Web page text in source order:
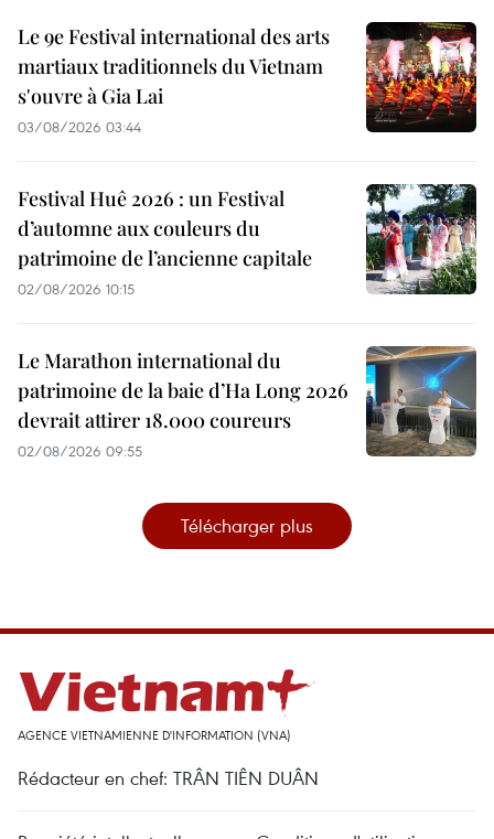
Le 9e Festival international des arts
martiaux traditionnels du Vietnam
s'ouvre à Gia Lai
03/08/2026 03:44
Festival Huê 2026 : un Festival
d’automne aux couleurs du
patrimoine de l’ancienne capitale
02/08/2026 10:15
Le Marathon international du
patrimoine de la baie d’Ha Long 2026
devrait attirer 18.000 coureurs
02/08/2026 09:55
Télécharger plus
AGENCE VIETNAMIENNE D'INFORMATION (VNA)
Rédacteur en chef: TRÂN TIÊN DUÂN